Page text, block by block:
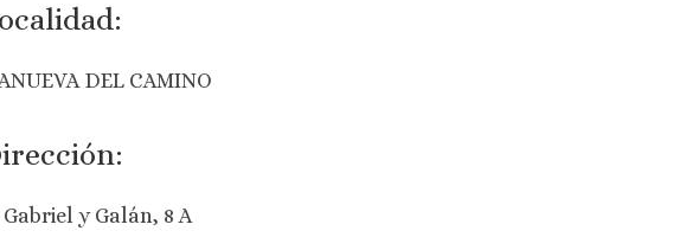
DEL CAMINO
y Galán, 8 A